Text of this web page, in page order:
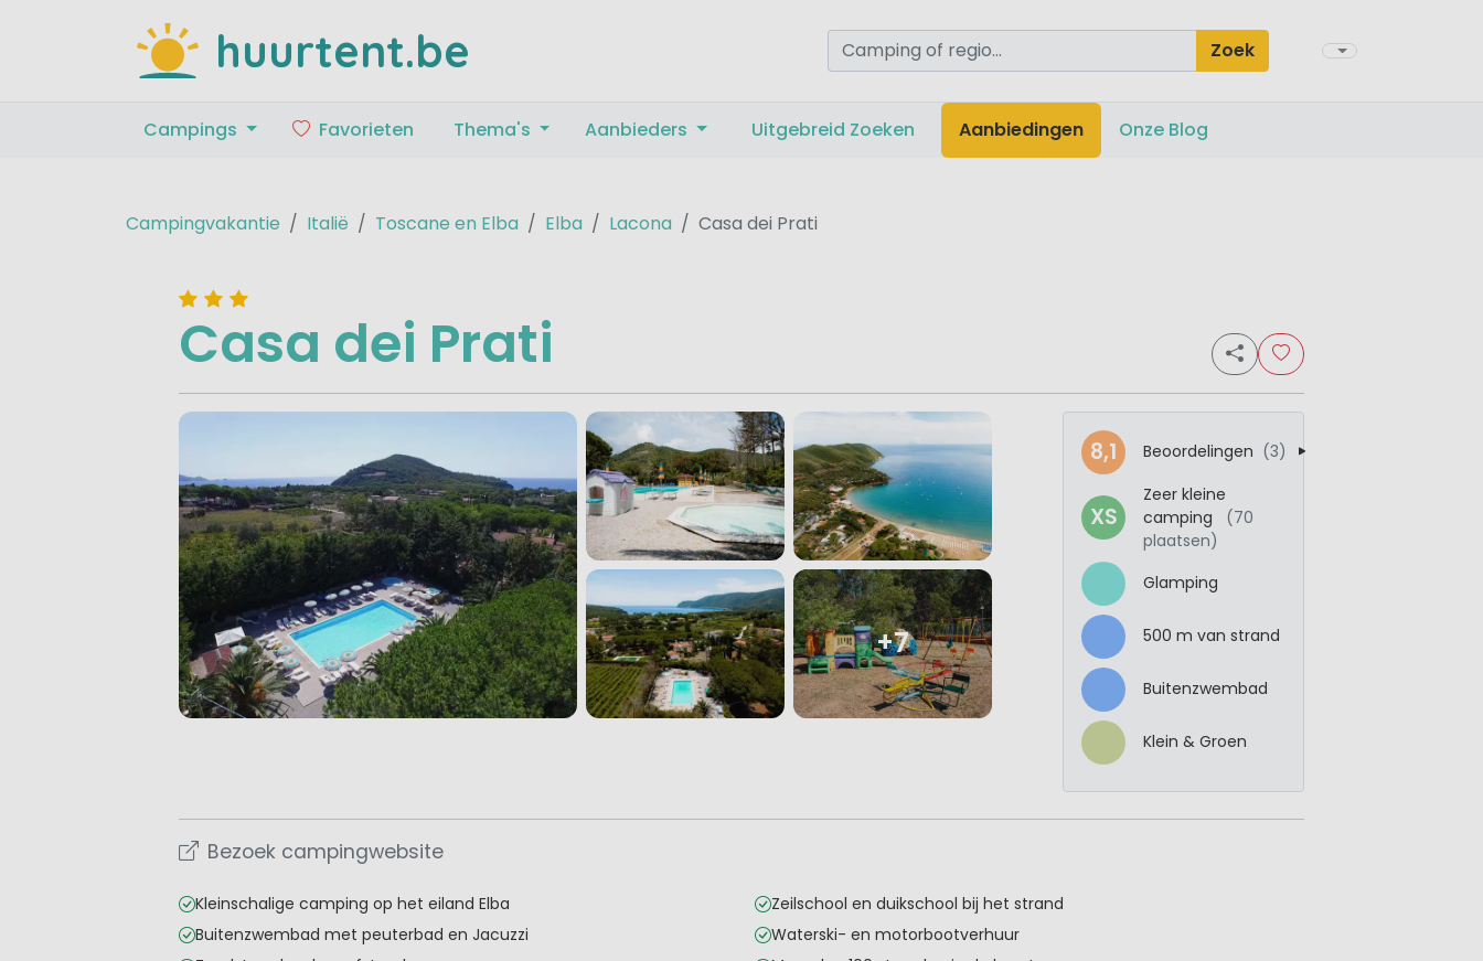
huurtent.be Zoek
Campings Favorieten Thema's Aanbieders Uitgebreid Zoeken Aanbiedingen Onze Blog
Campingvakantie Italië Toscane en Elba Elba Lacona Casa dei Prati
Casa dei Prati
+7
8,1 Beoordelingen (3)
XS
Zeer kleine
camping
(70
plaatsen)
Glamping
500 m van strand
Buitenzwembad
Klein & Groen
Bezoek campingwebsite
Kleinschalige camping op het eiland Elba
Buitenzwembad met peuterbad en Jacuzzi
Zeilschool en duikschool bij het strand
Waterski- en motorbootverhuur